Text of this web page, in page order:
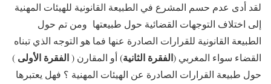
لقد أدى عدم حسم المشرع في الطبيعة القانونية للهيئات المهنية
إلى اختلاف التوجهات القضائية حول طبيعتها ومن تم حول
الطبيعة القانونية للقرارات الصادرة عنها فما هو التوجه الذي تبناه
القضاء سواء المغربي (الفقرة الثانية) أو المقارن (الفقرة الأولى )
حول طبيعة القرارات الصادرة عن الهيئات المهنية ؟ فهل يعتبرها